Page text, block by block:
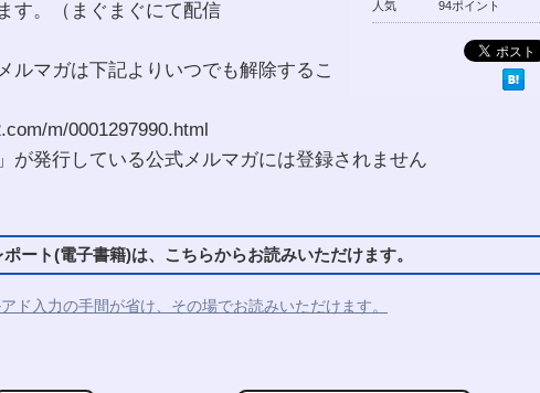
人気 94ポイント
す。（まぐまぐにて配信
ルマガは下記よりいつでも解除するこ
m/0001297990.html
が発行している公式メルマガには登録されません
ート(電子書籍)は、こちらからお読みいただけます。
ド入力の手間が省け、その場でお読みいただけます。